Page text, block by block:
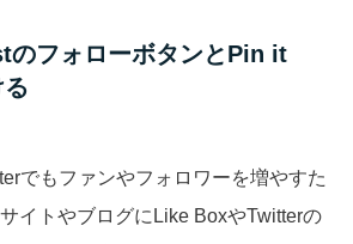
のフォローボタンとPin it
でもファンやフォロワーを増やすた
イトやブログにLike BoxやTwitterの